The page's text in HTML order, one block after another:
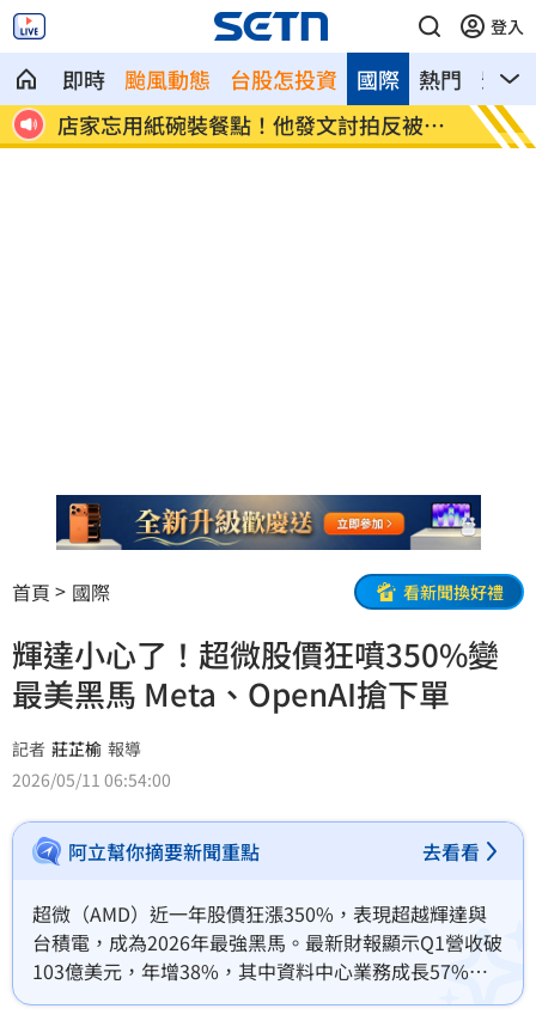
登入
即時 颱風動態 台股怎投資 熱門 影音
國際
哭
店家忘用紙碗裝餐點！他發文討拍反被打
臉
新／
中
首頁 國際 看新聞換好禮
輝達小心了！超微股價狂噴350%變
最美黑馬 Meta、OpenAI搶下單
記者 莊芷榆 報導
2026/05/11 06:54:00
阿立幫你摘要新聞重點 去看看
超微（AMD）近一年股價狂漲350%，表現超越輝達與
台積電，成為2026年最強黑馬。最新財報顯示Q1營收破
103億美元，年增38%，其中資料中心業務成長57%最
為亮眼。隨著Meta與OpenAI搶先下單，AMD準備推出